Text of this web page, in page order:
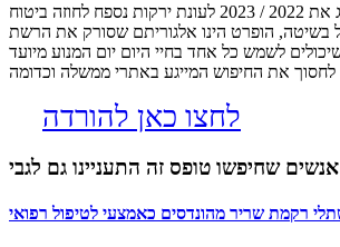
הינך בעמוד אשר מציג את 2022 / 2023 לעונת ירקות נספח לחוזה ביטוח
בשיטה, הופרט הינו אלגוריתם שסורק את הרשת
לשמש כל אחד בחיי היום יום המנוע מיועד
לחסוך את החיפוש המייגע באתרי ממשלה וכדומה
לחצו כאן להורדה
אנשים שחיפשו טופס זה התעניינו גם לגבי
רקמת שריר מהונדסים כאמצעי לטיפול רפואי